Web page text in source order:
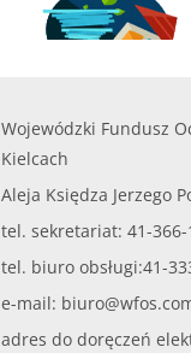
Wojewódzki Fundusz
Kielcach
Aleja Księdza Jerzego
tel. sekretariat: 41-
tel. biuro obsługi:41-
e-mail:
adres do doręczeń